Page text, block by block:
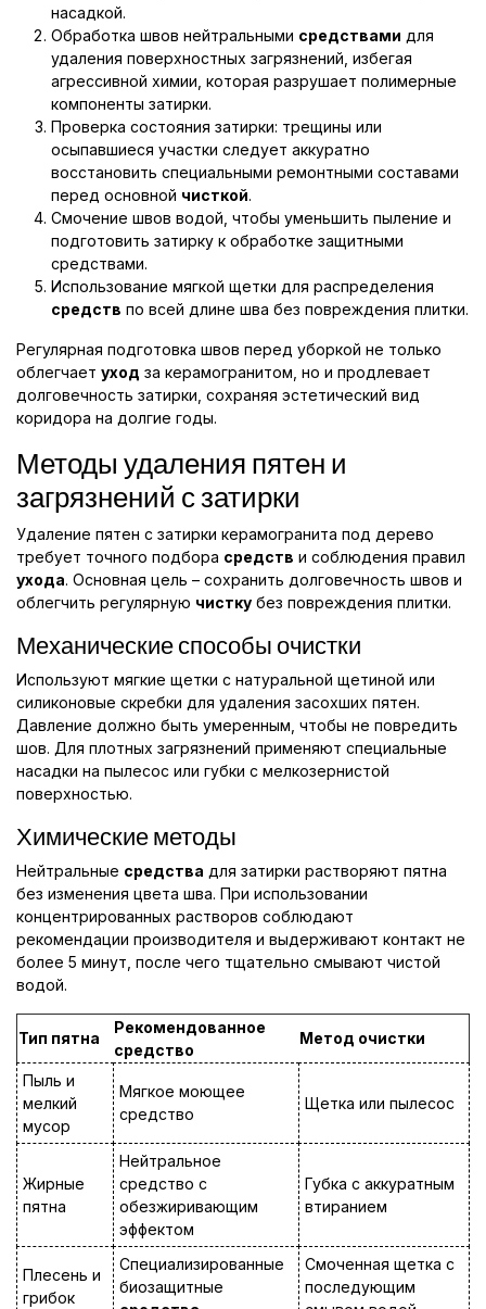
насадкой.
Обработка швов нейтральными средствами для
удаления поверхностных загрязнений, избегая
агрессивной химии, которая разрушает полимерные
компоненты затирки.
Проверка состояния затирки: трещины или
осыпавшиеся участки следует аккуратно
восстановить специальными ремонтными составами
перед основной чисткой.
Смочение швов водой, чтобы уменьшить пыление и
подготовить затирку к обработке защитными
средствами.
Использование мягкой щетки для распределения
средств по всей длине шва без повреждения плитки.
Регулярная подготовка швов перед уборкой не только
облегчает уход за керамогранитом, но и продлевает
долговечность затирки, сохраняя эстетический вид
коридора на долгие годы.
Методы удаления пятен и
загрязнений с затирки
Удаление пятен с затирки керамогранита под дерево
требует точного подбора средств и соблюдения правил
ухода. Основная цель – сохранить долговечность швов и
облегчить регулярную чистку без повреждения плитки.
Механические способы очистки
Используют мягкие щетки с натуральной щетиной или
силиконовые скребки для удаления засохших пятен.
Давление должно быть умеренным, чтобы не повредить
шов. Для плотных загрязнений применяют специальные
насадки на пылесос или губки с мелкозернистой
поверхностью.
Химические методы
Нейтральные средства для затирки растворяют пятна
без изменения цвета шва. При использовании
концентрированных растворов соблюдают
рекомендации производителя и выдерживают контакт не
более 5 минут, после чего тщательно смывают чистой
водой.
Тип пятна
Рекомендованное
средство
Метод очистки
Пыль и
мелкий
мусор
Мягкое моющее
средство
Щетка или пылесос
Жирные
пятна
Нейтральное
средство с
обезжиривающим
эффектом
Губка с аккуратным
втиранием
Плесень и
грибок
Специализированные
биозащитные
Смоченная щетка с
последующим